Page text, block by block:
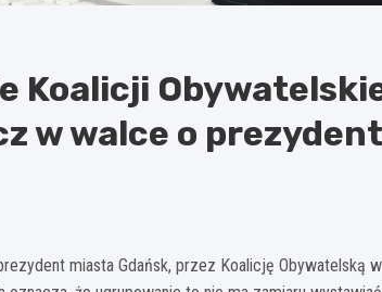
Koalicji
w walce o
miasta Gdańsk, przez Koalicję Obywatelską